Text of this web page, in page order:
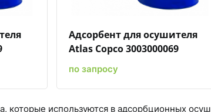
Адсорбент для осушителя
Atlas Copco 3003000069
по запросу
которые используются в адсорбционных